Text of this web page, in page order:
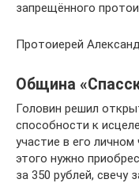
запрещённого
Протоиерей
Община
Головин решил
способности к
участие в его личном
этого нужно
за 350 рублей, свечу